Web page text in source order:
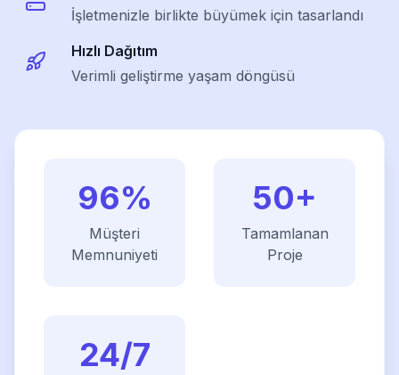
İşletmenizle birlikte büyümek için tasarlandı
Hızlı Dağıtım
Verimli geliştirme yaşam döngüsü
96%
Müşteri
Memnuniyeti
50+
Tamamlanan
Proje
24/7